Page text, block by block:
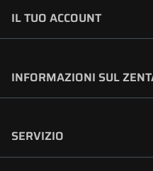
IL TUO ACCOUNT
INFORMAZIONI SUL
SERVIZIO